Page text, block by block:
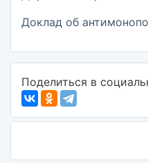
Доклад об
Поделиться в